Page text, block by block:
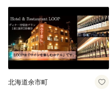
北海道余市町